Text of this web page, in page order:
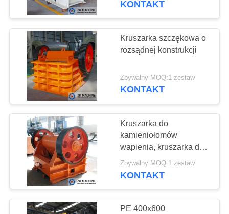
Sprzęt do zbierania
pyłu
57
Przemysłowa
suszarka obrotowa
KONTAKT
Kruszarka szczękowa o
rozsądnej konstrukcji
Zbywalny MOQ:1 zestaw
KONTAKT
Kruszarka do
kamieniołomów
wapienia, kruszarka do
granitu z bruku
Zbywalny MOQ:1 zestaw
KONTAKT
PE 400x600